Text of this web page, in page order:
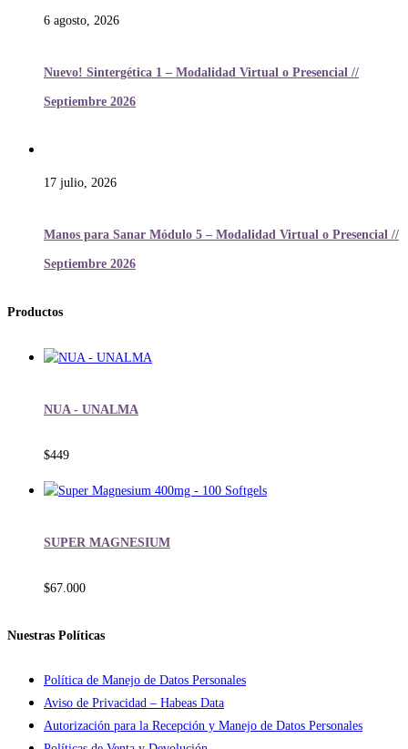
6 agosto, 2026
Nuevo! Sintergética 1 – Modalidad Virtual o Presencial //
Septiembre 2026
17 julio, 2026
Manos para Sanar Módulo 5 – Modalidad Virtual o Presencial //
Septiembre 2026
Productos
NUA - UNALMA
$449
SUPER MAGNESIUM
$67.000
Nuestras Políticas
Política de Manejo de Datos Personales
Aviso de Privacidad – Habeas Data
Autorización para la Recepción y Manejo de Datos Personales